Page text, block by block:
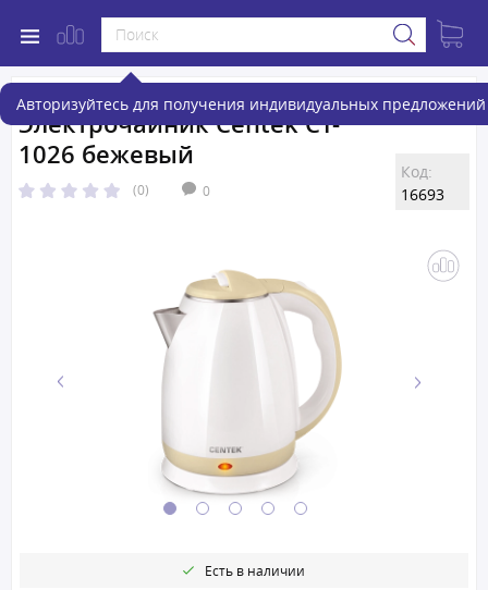
Авторизуйтесь для получения индивидуальных предложений
Электрочайник Centek CT-
1026 бежевый
(0) 0
Код:
16693
Есть в наличии